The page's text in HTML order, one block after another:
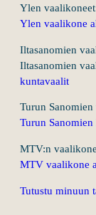
Ylen
Ylen vaalikone
Iltasanomien
Iltasanomien
kuntavaalit
Turun
Turun
MTV:n
MTV vaalikone
Tutustu minuun